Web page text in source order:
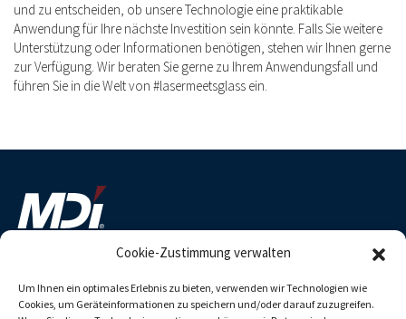
Cookie-Zustimmung verwalten
Um Ihnen ein optimales Erlebnis zu bieten, verwenden wir Technologien wie
Cookies, um Geräteinformationen zu speichern und/oder darauf zuzugreifen.
und zu entscheiden, ob unsere Technologie eine praktikable
Anwendung für Ihre nächste Investition sein könnte. Falls Sie weitere
Unterstützung oder Informationen benötigen, stehen wir Ihnen gerne
zur Verfügung. Wir beraten Sie gerne zu Ihrem Anwendungsfall und
führen Sie in die Welt von #lasermeetsglass ein.
Obere Austrasse 6